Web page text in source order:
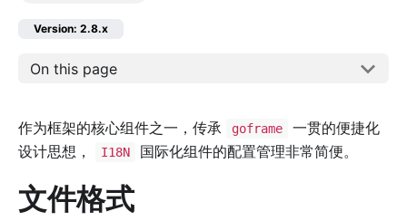
Version: 2.8.x
On this page
作为框架的核心组件之一，传承 goframe
一贯的便捷化
设计思想，
I18N 国际化组件的配置管理非常简便。
文件格式